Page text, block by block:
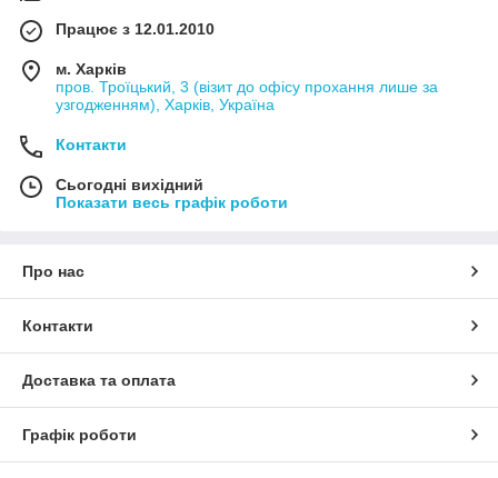
Працює з 12.01.2010
м. Харків
пров. Троїцький, 3 (візит до офісу прохання лише за
узгодженням), Харків, Україна
Контакти
Сьогодні вихідний
Показати весь графік роботи
Про нас
Контакти
Доставка та оплата
Графік роботи